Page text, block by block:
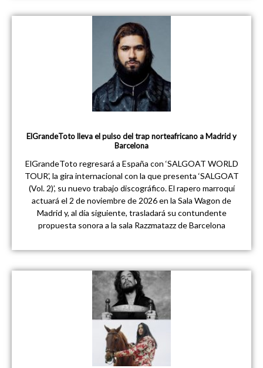
ElGrandeToto lleva el pulso del trap norteafricano a Madrid y
Barcelona
ElGrandeToto regresará a España con ‘SALGOAT WORLD
TOUR’, la gira internacional con la que presenta ‘SALGOAT
(Vol. 2)’, su nuevo trabajo discográfico. El rapero marroquí
actuará el 2 de noviembre de 2026 en la Sala Wagon de
Madrid y, al día siguiente, trasladará su contundente
propuesta sonora a la sala Razzmatazz de Barcelona